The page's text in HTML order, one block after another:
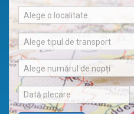
Alege o localitate
Alege tipul de transport
Alege numărul de nopți